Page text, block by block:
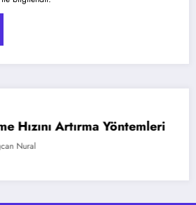
Azure Blob Storage ile
Barındırma